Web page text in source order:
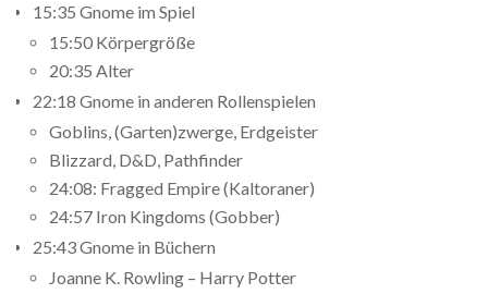
15:35 Gnome im Spiel
15:50 Körpergröße
20:35 Alter
22:18 Gnome in anderen Rollenspielen
Goblins, (Garten)zwerge, Erdgeister
Blizzard, D&D, Pathfinder
24:08: Fragged Empire (Kaltoraner)
24:57 Iron Kingdoms (Gobber)
25:43 Gnome in Büchern
Joanne K. Rowling – Harry Potter